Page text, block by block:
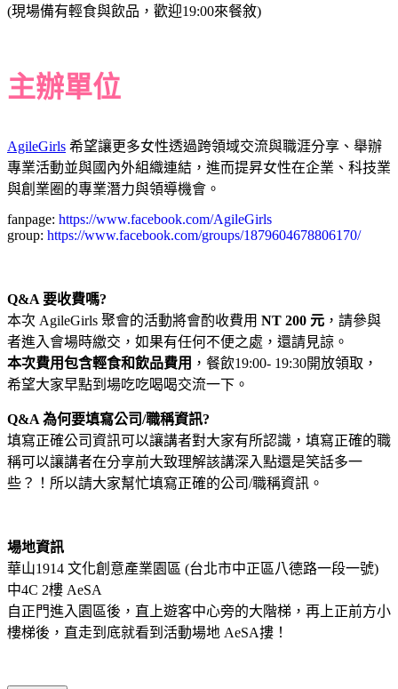
(現場備有輕食與飲品，歡迎19:00來餐敘)
主辦單位
AgileGirls 希望讓更多女性透過跨領域交流與職涯分享、舉辦
專業活動並與國內外組織連結，進而提昇女性在企業、科技業
與創業圈的專業潛力與領導機會。
fanpage: https://www.facebook.com/AgileGirls
group: https://www.facebook.com/groups/1879604678806170/
Q&A 要收費嗎?
本次 AgileGirls 聚會的活動將會酌收費用 NT 200 元 ，請參與
者進入會場時繳交，如果有任何不便之處，還請見諒。
本次費用包含輕食和飲品費用 ，餐飲19:00- 19:30開放領取，
希望大家早點到場吃吃喝喝交流一下。
Q&A 為何要填寫公司/職稱資訊?
填寫正確公司資訊可以讓講者對大家有所認識，填寫正確的職
稱可以讓講者在分享前大致理解該講深入點還是笑話多一
些？！所以請大家幫忙填寫正確的公司/職稱資訊。
場地資訊
華山1914 文化創意產業園區 (台北市中正區八德路一段一號)
中4C 2樓 AeSA
自正門進入園區後，直上遊客中心旁的大階梯，再上正前方小
樓梯後，直走到底就看到活動場地 AeSA摟！